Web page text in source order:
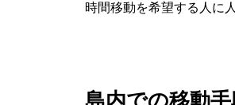
時間移動を希望する人に